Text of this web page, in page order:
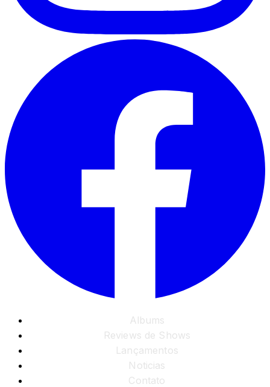
Albums
Reviews de Shows
Lançamentos
Noticias
Contato